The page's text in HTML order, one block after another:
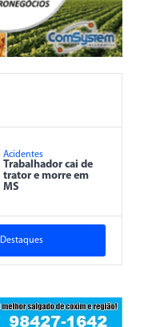
Acidentes
Trabalhador cai de
trator e morre em
MS